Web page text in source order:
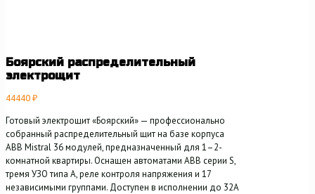
Боярский распределительный
электрощит
44440 ₽
Готовый электрощит «Боярский» — профессионально
собранный распределительный щит на базе корпуса
ABB Mistral 36 модулей, предназначенный для 1–2-
комнатной квартиры. Оснащен автоматами ABB серии S,
тремя УЗО типа A, реле контроля напряжения и 17
независимыми группами. Доступен в исполнении до 32А